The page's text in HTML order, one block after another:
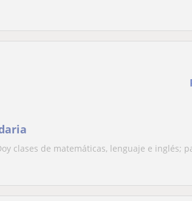
clases de matemáticas, lenguaje e inglés;